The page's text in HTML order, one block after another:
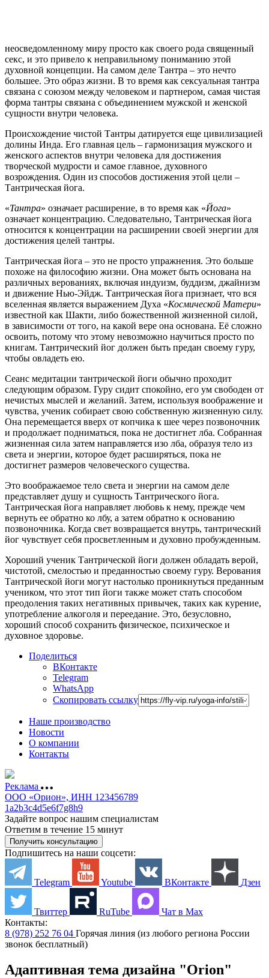
неосведомленному миру просто как своего рода священный
секс, и это привело к неправильному пониманию этой
духовной концепции. На самом деле Тантра – это нечто
большее. Это образ жизни. В то время как сексуальная тантра
связана с союзом между человеком и партнером, самая чистая
форма тантры связана с объединением мужской и женской
сущности внутри человека.
Происхождение чистой Тантры датируется еще цивилизацией
долины Инда. Его главная цель – гармонизация мужского и
женского аспектов внутри человека для достижения
творческой мудрости и самое главное, духовного
возрождения. Один из способов достижения этой цели –
Тантрическая йога.
«Тантра» означает расширение, в то время как «Йога»
означает концентрацию. Следовательно, Тантрическая йога
относится к концентрации на расширении своей энергии для
достижения целей тантры.
Тантрическая йога – это не просто упражнения. Это больше
похоже на философию жизни. Она может быть основана на
различных верованиях, включая индуизм, буддизм, джайнизм
и движение Нью-Эйдж. Тантрическая йога признает, что вся
вселенная является выражением Духа «Космической Матери»
известной как Шакти, либо божественной жизненной силой,
в зависимости от того, на какой вере она основана. Её сложно
освоить, потому что этому невозможно научиться просто по
книгам. Тантрический йог должен быть предан своему гуру,
чтобы овладеть ею.
Сеанс медитации тантрической йоги обычно проходит
следующим образом. Гуру сидит спокойно, его ум свободен от
нечистых мыслей и желаний. Затем, используя воображение и
чувства, ученик собирает свою собственную жизненную силу.
Она перемещается вверх от копчика к шее через позвоночник
и продолжает подниматься, пока не достигнет лба. Собранная
жизненная сила затем направляется изо лба, образуя тело из
света и энергии, которое будет расширяться, пока не
достигнет размеров человеческого существа.
Это воображаемое тело света и энергии на самом деле
представляет душу и сущность Тантрического йога.
Тантрическая йога направляет любовь к нему, прежде чем
вернуть ее обратно ко лбу, а затем обратно к основанию
позвоночника. Когда свет возвращается внутрь, тантрический
йог чувствует себя просветленным и духовно пробужденным.
Хороший ученик Тантрической йоги должен обладать верой,
чистотой, смелостью и преданностью своему гуру. Верования
Тантрической йоги могут настолько проникнуться преданным
учеником, что этот тип йоги также может стать способом
преодоления таких негативных привычек, таких как курение,
употребление алкоголя и переедание. Это, безусловно,
хороший способ сохранить физическое, психическое и
духовное здоровье.
Поделиться
ВКонтакте
Telegram
WhatsApp
Скопировать ссылку
Наше производство
Новости
О компании
Контакты
Реклама
ООО «Орион», ИНН 123456789
1a2b3c4d5e6f7g8h9
Задайте вопрос нашим специалистам
Ответим в течение 15 минут
Получить консультацию
Подпишитесь на наши соцсети:
Telegram Youtube ВКонтакте Дзен
Твиттер RuTube
Чат в Max
Контакты:
8 (978) 252 76 04 Горячая линия (из любого региона России
звонок бесплатный)
Адаптивная тема дизайна "Orion"